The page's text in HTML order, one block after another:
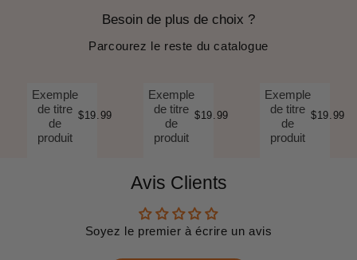
Besoin de plus de choix ?
Parcourez le reste du catalogue
Exemple
de titre
de
produit
$19.99
Exemple
de titre
de
produit
$19.99
Exemple
de titre
de
produit
$19.99
Avis Clients
Soyez le premier à écrire un avis